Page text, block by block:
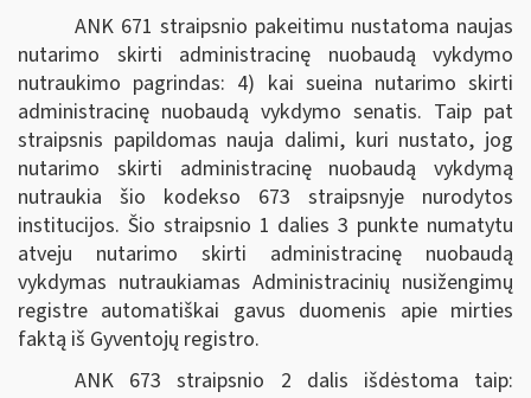
ANK 671 straipsnio pakeitimu nustatoma naujas
nutarimo skirti administracinę nuobaudą vykdymo
nutraukimo pagrindas: 4) kai sueina nutarimo skirti
administracinę nuobaudą vykdymo senatis. Taip pat
straipsnis papildomas nauja dalimi, kuri nustato, jog
nutarimo skirti administracinę nuobaudą vykdymą
nutraukia šio kodekso 673 straipsnyje nurodytos
institucijos. Šio straipsnio 1 dalies 3 punkte numatytu
atveju nutarimo skirti administracinę nuobaudą
vykdymas nutraukiamas Administracinių nusižengimų
registre automatiškai gavus duomenis apie mirties
faktą iš Gyventojų registro.
ANK 673 straipsnio 2 dalis išdėstoma taip: